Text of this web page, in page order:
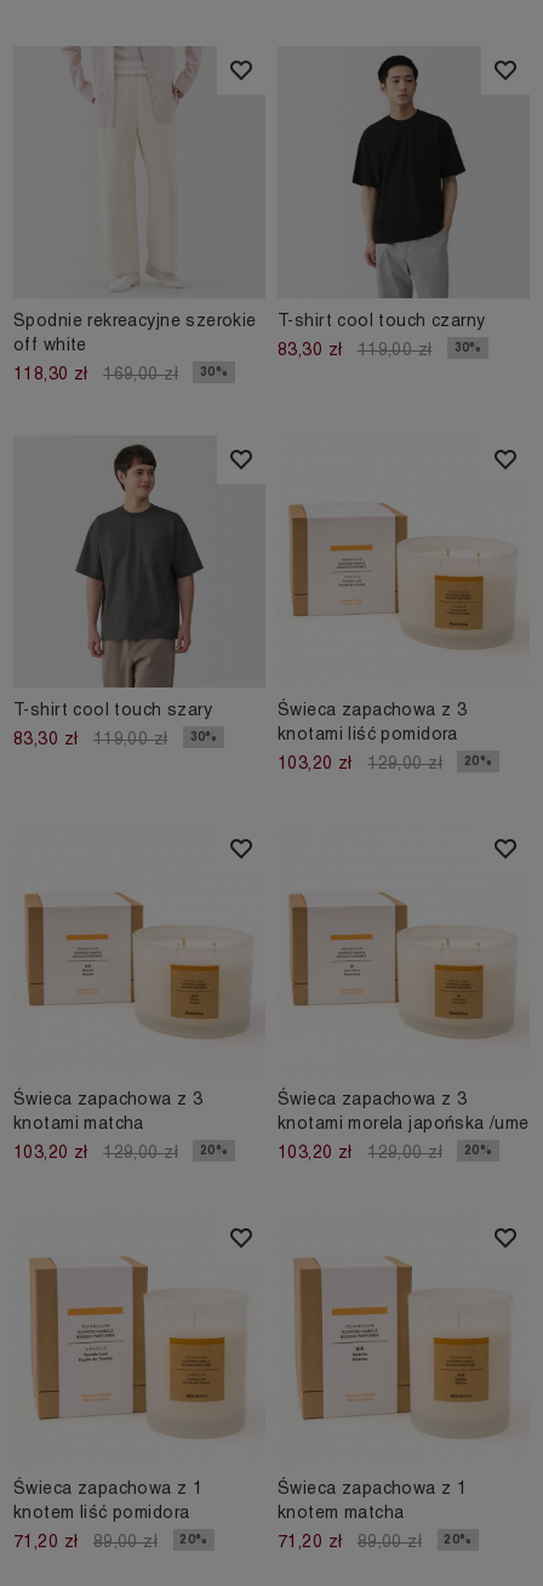
Spodnie rekreacyjne szerokie
off white
118,30 zł
169,00 zł 30%
T-shirt cool touch czarny
83,30 zł
119,00 zł 30%
T-shirt cool touch szary
83,30 zł
119,00 zł 30%
Świeca zapachowa z 3
knotami liść pomidora
103,20 zł
129,00 zł 20%
Świeca zapachowa z 3
knotami matcha
103,20 zł
129,00 zł 20%
Świeca zapachowa z 3
knotami morela japońska /ume
103,20 zł
129,00 zł 20%
Świeca zapachowa z 1
knotem liść pomidora
71,20 zł
89,00 zł 20%
Świeca zapachowa z 1
knotem matcha
71,20 zł
89,00 zł 20%